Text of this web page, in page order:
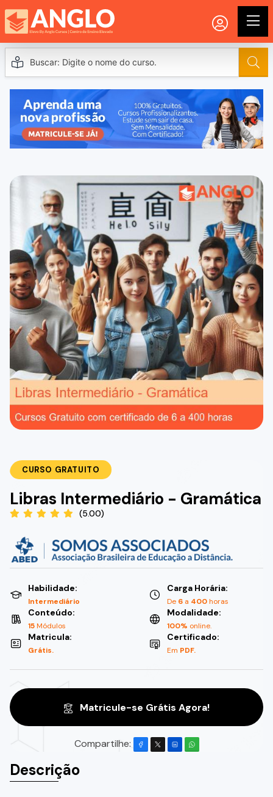
CURSO GRATUITO
Libras Intermediário - Gramática
(5.00)
Habilidade:
Intermediário
Carga Horária:
De 6 a 400horas
Conteúdo:
15Módulos
Modalidade:
100% online.
Matricula:
Grátis.
Certificado:
Em PDF.
Matricule-se Grátis Agora!
Compartilhe:
Descrição